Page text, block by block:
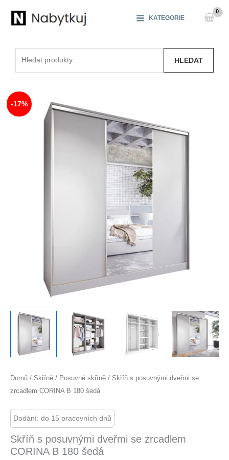
KATEGORIE
HLEDAT
-17%
Domů / Skříně / Posuvné skříně / Skříň s posuvnými dveřmi se
zrcadlem CORINA B 180 šedá
Dodání: do 15 pracovních dnů
Skříň s posuvnými dveřmi se zrcadlem
CORINA B 180 šedá